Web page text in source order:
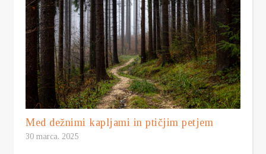
Med dežnimi kapljami in ptičjim petjem
30 marca, 2025